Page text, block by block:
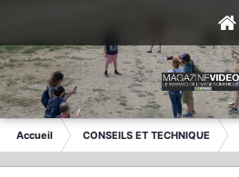
Accueil CONSEILS ET TECHNIQUE